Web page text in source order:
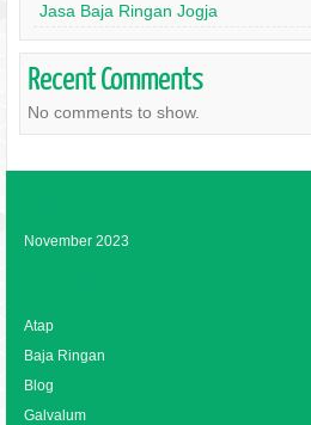
Jasa Baja Ringan Jogja
Recent Comments
No comments to show.
November 2023
Atap
Baja Ringan
Blog
Galvalum